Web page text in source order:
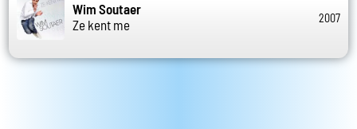
Wim Soutaer
Ze kent me
2007